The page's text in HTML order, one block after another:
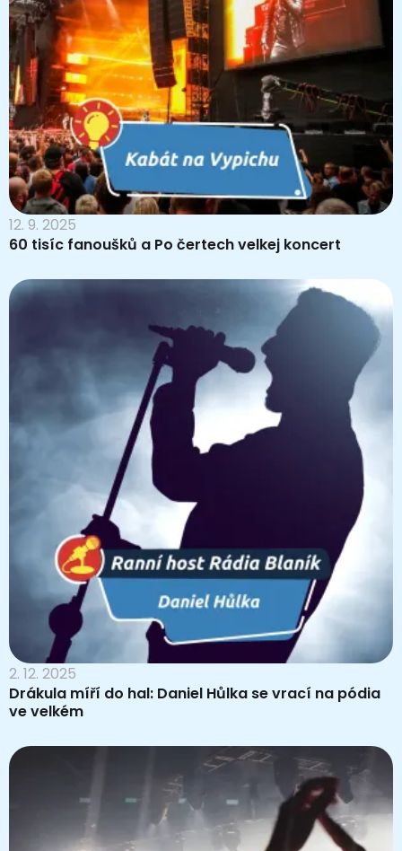
12. 9. 2025
60 tisíc fanoušků a Po čertech velkej koncert
2. 12. 2025
Drákula míří do hal: Daniel Hůlka se vrací na pódia
ve velkém